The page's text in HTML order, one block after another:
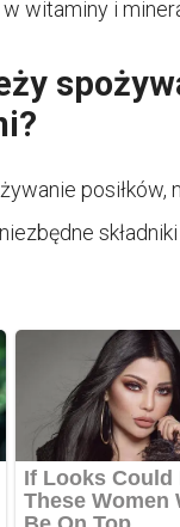
witaminy i